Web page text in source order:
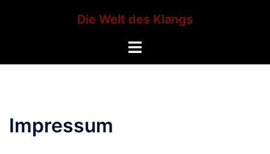
Die Welt des Klangs
Menü
Impressum